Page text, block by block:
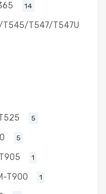
14
T545/T547/T547U
5
5
1
T900 1